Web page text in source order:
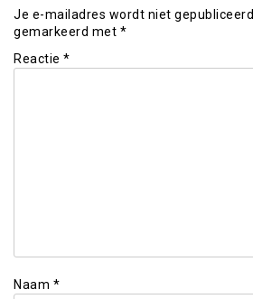
Je e-mailadres wordt niet gepubliceerd.
gemarkeerd met *
Reactie *
Naam *